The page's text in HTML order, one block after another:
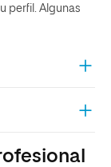
perfil. Algunas